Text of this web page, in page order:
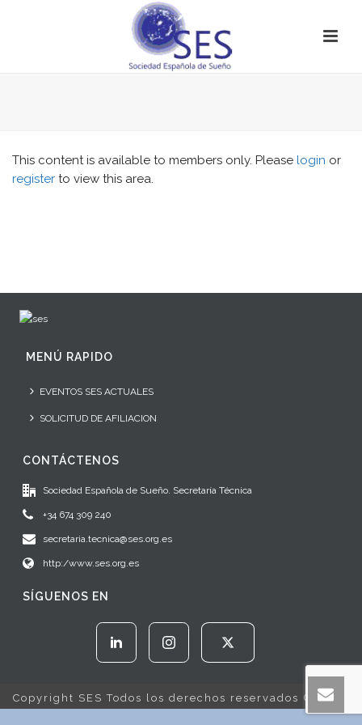
This content is available to members only. Please login or
register to view this area.
MENÚ RAPIDO
EVENTOS SES ACTUALES
SOLICITUD DE AFILIACION
CONTÁCTENOS
Sociedad Española de Sueño. Secretaría Técnica
+34 674 309 240
secretaria.tecnica@ses.org.es
http:/www.ses.org.es
SÍGUENOS EN
Copyright SES Todos los derechos reservados © 2022